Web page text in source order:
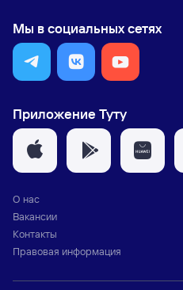
Мы в социальных сетях
Приложение Туту
О нас
Вакансии
Контакты
Правовая информация